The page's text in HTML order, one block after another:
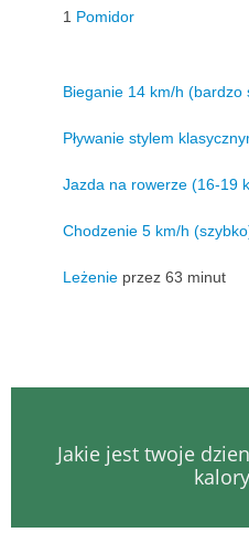
1 Pomidor
Bieganie 14 km/h (bardzo
Pływanie stylem
Jazda na rowerze (16-19
Chodzenie 5 km/h
Leżenie przez 63 minut
Jakie jest twoje